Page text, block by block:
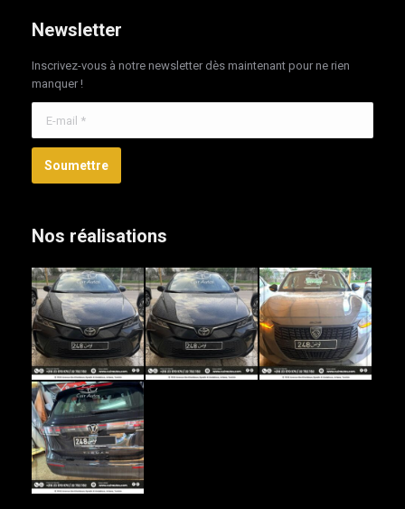
Newsletter
Inscrivez-vous à notre newsletter dès maintenant pour ne rien
manquer !
Soumettre
Nos réalisations